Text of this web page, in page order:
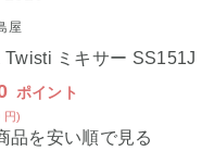
屋
Twisti ミキサー SS151J
ポイント
円)
品を安い順で見る